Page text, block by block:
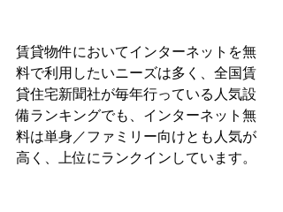
賃貸物件においてインターネットを無
料で利用したいニーズは多く、全国賃
貸住宅新聞社が毎年行っている人気設
備ランキングでも、インターネット無
料は単身／ファミリー向けとも人気が
高く、上位にランクインしています。